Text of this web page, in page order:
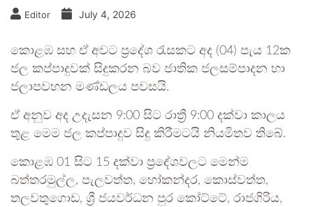
Editor July 4, 2026
කොළඹ සහ ඒ අවට ප්‍රදේශ රැසකට අද (04) පැය 12ක
ජල කප්පාදුවක් සිදුකරන බව ජාතික ජලසම්පාදන හා
ජලාපවහන මණ්ඩලය පවසයි.
ඒ අනුව අද උදැසන 9:00 සිට රාත්‍රී 9:00 දක්වා කාලය
තුළ මෙම ජල කප්පාදුව සිදු කිරීමටයි නියමිතව තිබේ.
කොළඹ 01 සිට 15 දක්වා ප්‍රදේශවලට මෙන්ම
බත්තරමුල්ල, පැලවත්ත, හෝකන්දර, කොස්වත්ත,
තලවතුගොඩ, ශ්‍රී ජයවර්ධන පුර කෝට්ටේ, රාජගිරිය,